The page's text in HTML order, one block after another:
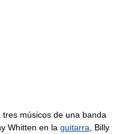
músicos de una banda
Whitten en la guitarra , Billy